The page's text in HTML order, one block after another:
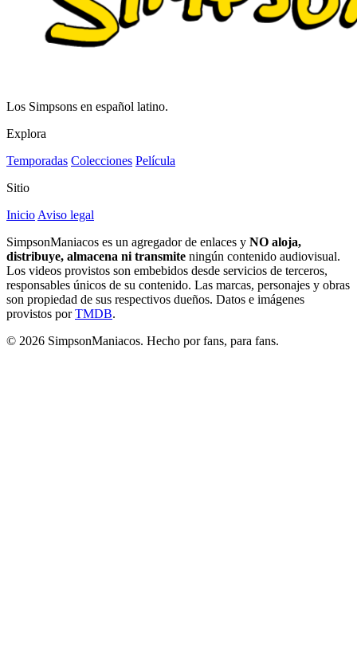
Los Simpsons en español latino.
Explora
Temporadas Colecciones Película
Sitio
Inicio Aviso legal
SimpsonManiacos es un agregador de enlaces y NO aloja,
distribuye, almacena ni transmite ningún contenido audiovisual.
Los videos provistos son embebidos desde servicios de terceros,
responsables únicos de su contenido. Las marcas, personajes y obras
son propiedad de sus respectivos dueños. Datos e imágenes
provistos porTMDB.
© 2026 SimpsonManiacos. Hecho por fans, para fans.